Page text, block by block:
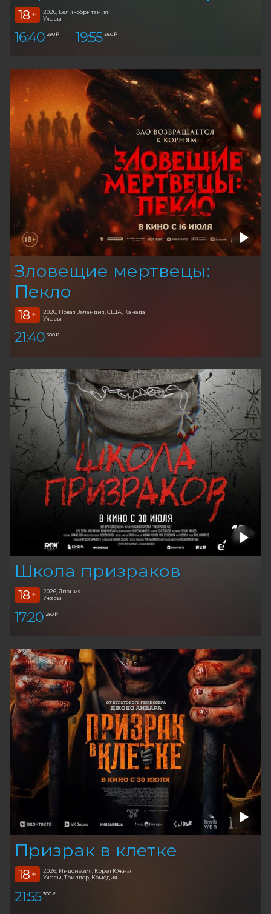
18 +
2026, Великобритания
Ужасы
16:40 290 ₽ 19:55 380 ₽
Зловещие мертвецы:
Пекло
18 +
2026, Новая Зеландия, США, Канада
Ужасы
21:40 300 ₽
Школа призраков
18 +
2026, Япония
Ужасы
17:20 290 ₽
Призрак в клетке
18 +
2026, Индонезия, Корея Южная
Ужасы, Триллер, Комедия
21:55 300 ₽